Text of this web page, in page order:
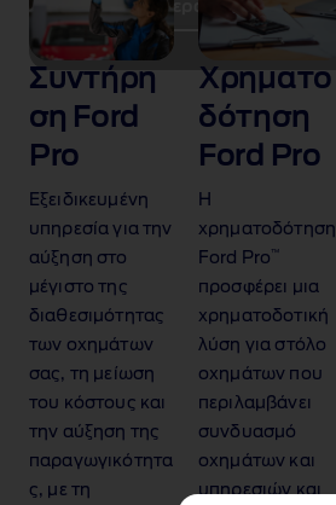
Περισσότερα
Συντήρη
ση Ford
Pro
Εξειδικευμένη
υπηρεσία για την
αύξηση στο
μέγιστο της
διαθεσιμότητας
των οχημάτων
σας, τη μείωση
του κόστους και
την αύξηση της
παραγωγικότητα
ς, με τη
Χρηματο
δότηση
Ford Pro
Η
χρηματοδότηση
Ford Pro ™
προσφέρει μια
χρηματοδοτική
λύση για στόλο
οχημάτων που
περιλαμβάνει
συνδυασμό
οχημάτων και
υπηρεσιών και